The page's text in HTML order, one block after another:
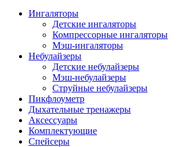
Ингаляторы
Детские ингаляторы
Компрессорные ингаляторы
Мэш-ингаляторы
Небулайзеры
Детские небулайзеры
Мэш-небулайзеры
Струйные небулайзеры
Пикфлоуметр
Дыхательные тренажеры
Аксессуары
Комплектующие
Спейсеры